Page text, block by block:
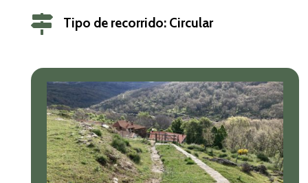
 Tipo de recorrido: Circular